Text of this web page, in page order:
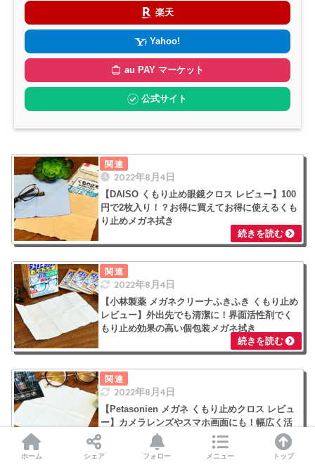
楽天
Yahoo!
au PAY マーケット
公式サイト
2022年8月4日
【DAISO くもり止め眼鏡クロス レビュー】100
円で2枚入り！？お得に買えてお得に使えるくも
り止めメガネ拭き
2022年8月4日
【小林製薬 メガネクリーナふきふき くもり止め
レビュー】外出先でも清潔に！界面活性剤でく
もり止め効果の高い個包装メガネ拭き
2022年8月4日
【Petasonien メガネ くもり止めクロス レビュ
ー】カメラレンズやスマホ画面にも！幅広く活
躍して600回くり返し使える経済的なメガネ拭き
ホーム シェア フォロー メニュー トップ